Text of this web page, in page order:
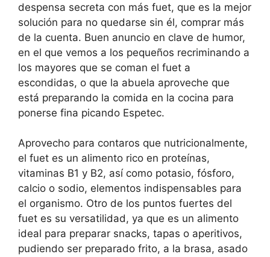
despensa secreta con más fuet, que es la mejor
solución para no quedarse sin él, comprar más
de la cuenta. Buen anuncio en clave de humor,
en el que vemos a los pequeños recriminando a
los mayores que se coman el fuet a
escondidas, o que la abuela aproveche que
está preparando la comida en la cocina para
ponerse fina picando Espetec.
Aprovecho para contaros que nutricionalmente,
el fuet es un alimento rico en proteínas,
vitaminas B1 y B2, así como potasio, fósforo,
calcio o sodio, elementos indispensables para
el organismo. Otro de los puntos fuertes del
fuet es su versatilidad, ya que es un alimento
ideal para preparar snacks, tapas o aperitivos,
pudiendo ser preparado frito, a la brasa, asado